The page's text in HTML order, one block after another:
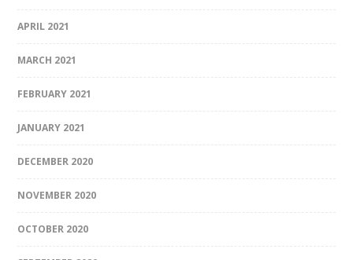
APRIL 2021
MARCH 2021
FEBRUARY 2021
JANUARY 2021
DECEMBER 2020
NOVEMBER 2020
OCTOBER 2020